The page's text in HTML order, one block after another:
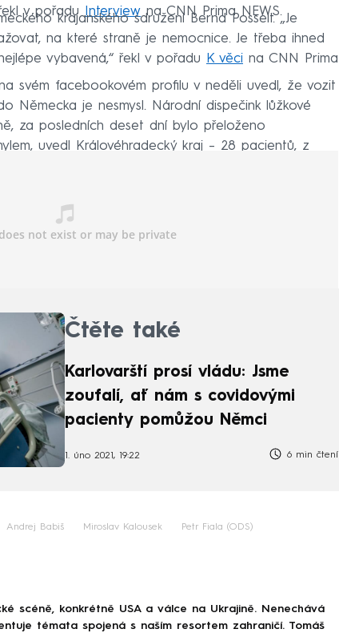
v pořadu
Interview na CNN Prima NEWS.
krajanského sdružení Bernd Posselt. „Je
na které straně je nemocnice. Je třeba ihned
vybavená,“ řekl v pořadu
K věci na CNN Prima
svém facebookovém profilu v neděli uvedl, že vozit
Německa je nesmysl. Národní dispečink lůžkové
za posledních deset dní bylo přeloženo
uvedl Královéhradecký kraj – 28 pacientů, z
Čtěte také
Karlovarští prosí vládu: Jsme
zoufalí, ať nám s covidovými
pacienty pomůžou Němci
1. úno 2021, 19:22 6 min čtení
Andrej Babiš Miroslav Kalousek Petr Fiala (ODS)
scéně, konkrétně USA a válce na Ukrajině. Nenechává
témata spojená s naším resortem zahraničí. Tomáš